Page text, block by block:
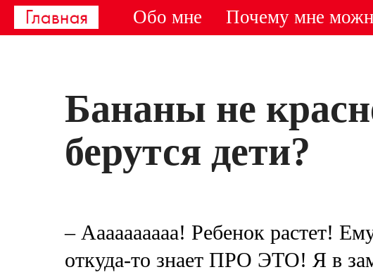
Обо мне Почему мне
Бананы не
берутся дети?
– Аааааааааа! Ребенок растет!
откуда-то знает ПРО ЭТО! Я в